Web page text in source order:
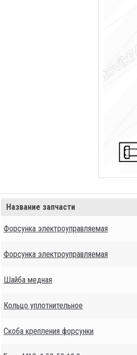
Название запчасти
Форсунка электроуправляемая
Форсунка электроуправляемая
Шайба медная
Кольцо уплотнительное
Скоба крепления форсунки